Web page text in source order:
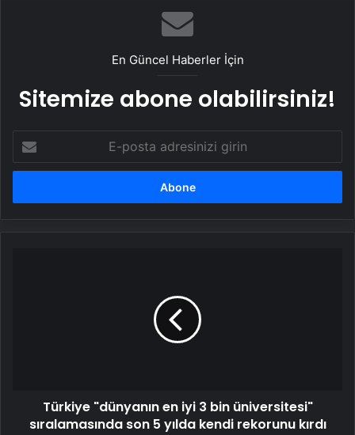
En Güncel Haberler İçin
Sitemize abone olabilirsiniz!
posta
adresinizi
yılda
Türkiye "dünyanın en iyi 3 bin üniversitesi"
sıralamasında son 5 yılda kendi rekorunu kırdı